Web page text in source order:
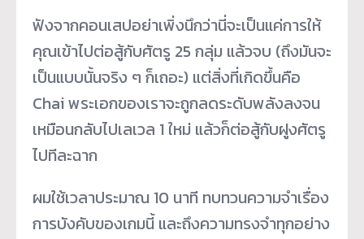
ฟังจากคอนเสปอย่าเพิ่งนึกว่านี่จะเป็นแค่การให้
คุณเข้าไปต่อสู้กับศัตรู 25 กลุ่ม แล้วจบ (ถึงมันจะ
เป็นแบบนั้นจริง ๆ ก็เถอะ) แต่สิ่งที่เกิดขึ้นคือ
Chai พระเอกของเราจะถูกลดระดับพลังลงจน
เหมือนกลับไปเลเวล 1 ใหม่ แล้วก็ต่อสู้กับฝูงศัตรู
ไปทีละฉาก
ผมใช้เวลาประมาณ 10 นาที ทบทวนความจำเรื่อง
การบังคับของเกมนี้ และถึงความทรงจำทุกอย่าง